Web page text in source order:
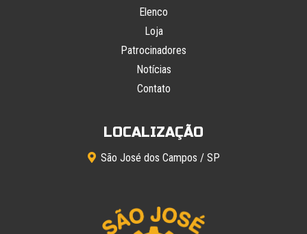
Elenco
Loja
Patrocinadores
Notícias
Contato
LOCALIZAÇÃO
São José dos Campos / SP